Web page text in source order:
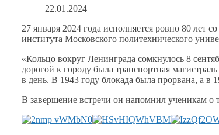
22.01.2024
27 января 2024 года исполняется ровно 80 лет
института Московского политехнического
«Кольцо вокруг Ленинграда сомкнулось 8
дорогой к городу была транспортная
в день. В 1943 году блокада была прорвана, а в
В завершение встречи он напомнил ученикам о